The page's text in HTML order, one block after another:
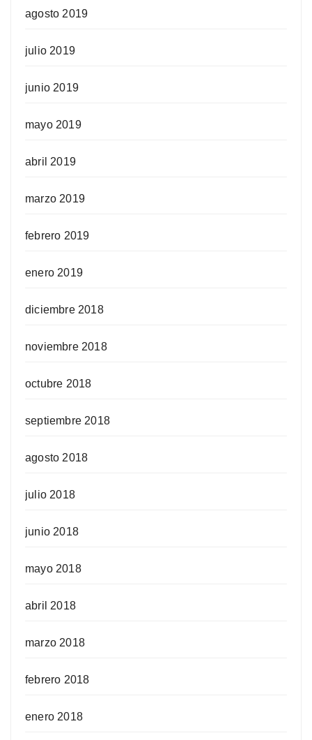
agosto 2019
julio 2019
junio 2019
mayo 2019
abril 2019
marzo 2019
febrero 2019
enero 2019
diciembre 2018
noviembre 2018
octubre 2018
septiembre 2018
agosto 2018
julio 2018
junio 2018
mayo 2018
abril 2018
marzo 2018
febrero 2018
enero 2018